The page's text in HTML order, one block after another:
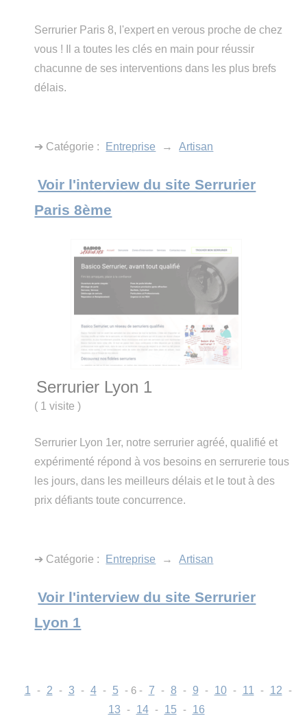
Serrurier Paris 8, l'expert en verous proche de chez
vous ! Il a toutes les clés en main pour réussir
chacunne de ses interventions dans les plus brefs
délais.
➔ Catégorie : Entreprise → Artisan
Voir l'interview du site Serrurier
Paris 8ème
Serrurier Lyon 1
( 1 visite)
Serrurier Lyon 1er, notre serrurier agréé, qualifié et
expérimenté répond à vos besoins en serrurerie tous
les jours, dans les meilleurs délais et le tout à des
prix défiants toute concurrence.
➔ Catégorie : Entreprise → Artisan
Voir l'interview du site Serrurier
Lyon 1
1 - 2 - 3 - 4 - 5 - 6 - 7 - 8 - 9 - 10 - 11 - 12 -
13 - 14 - 15 - 16